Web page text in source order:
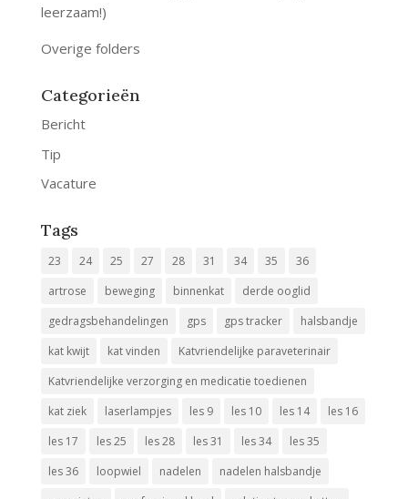
leerzaam!)
Overige folders
Categorieën
Bericht
Tip
Vacature
Tags
23 24 25 27 28 31 34 35
36
artrose
beweging binnenkat
derde ooglid
gedragsbehandelingen
gps gps tracker
halsbandje
kat kwijt
kat vinden
Katvriendelijke paraveterinair
Katvriendelijke verzorging en medicatie toedienen
kat ziek
laserlampjes les 9 les 10 les 14
les 16
les 17
les 25 les 28 les 31 les 34
les 35
les 36
loopwiel nadelen
nadelen halsbandje